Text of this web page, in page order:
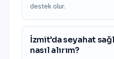
destek olur.
İzmit'da seyahat
nasıl alırım?